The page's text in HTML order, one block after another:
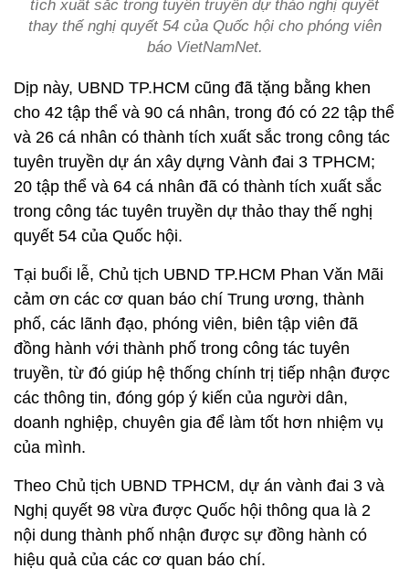
tích xuất sắc trong tuyên truyền dự thảo nghị quyết
thay thế nghị quyết 54 của Quốc hội cho phóng viên
báo VietNamNet.
Dịp này, UBND TP.HCM cũng đã tặng bằng khen
cho 42 tập thể và 90 cá nhân, trong đó có 22 tập thể
và 26 cá nhân có thành tích xuất sắc trong công tác
tuyên truyền dự án xây dựng Vành đai 3 TPHCM;
20 tập thể và 64 cá nhân đã có thành tích xuất sắc
trong công tác tuyên truyền dự thảo thay thế nghị
quyết 54 của Quốc hội.
Tại buổi lễ, Chủ tịch UBND TP.HCM Phan Văn Mãi
cảm ơn các cơ quan báo chí Trung ương, thành
phố, các lãnh đạo, phóng viên, biên tập viên đã
đồng hành với thành phố trong công tác tuyên
truyền, từ đó giúp hệ thống chính trị tiếp nhận được
các thông tin, đóng góp ý kiến của người dân,
doanh nghiệp, chuyên gia để làm tốt hơn nhiệm vụ
của mình.
Theo Chủ tịch UBND TPHCM, dự án vành đai 3 và
Nghị quyết 98 vừa được Quốc hội thông qua là 2
nội dung thành phố nhận được sự đồng hành có
hiệu quả của các cơ quan báo chí.